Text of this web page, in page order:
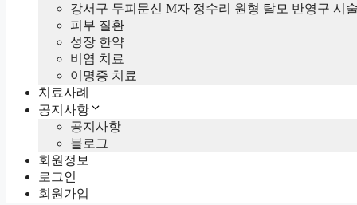
강서구 두피문신 M자 정수리 원형 탈모 반영구 시
피부 질환
성장 한약
비염 치료
이명증 치료
치료사례
공지사항
공지사항
블로그
회원정보
로그인
회원가입